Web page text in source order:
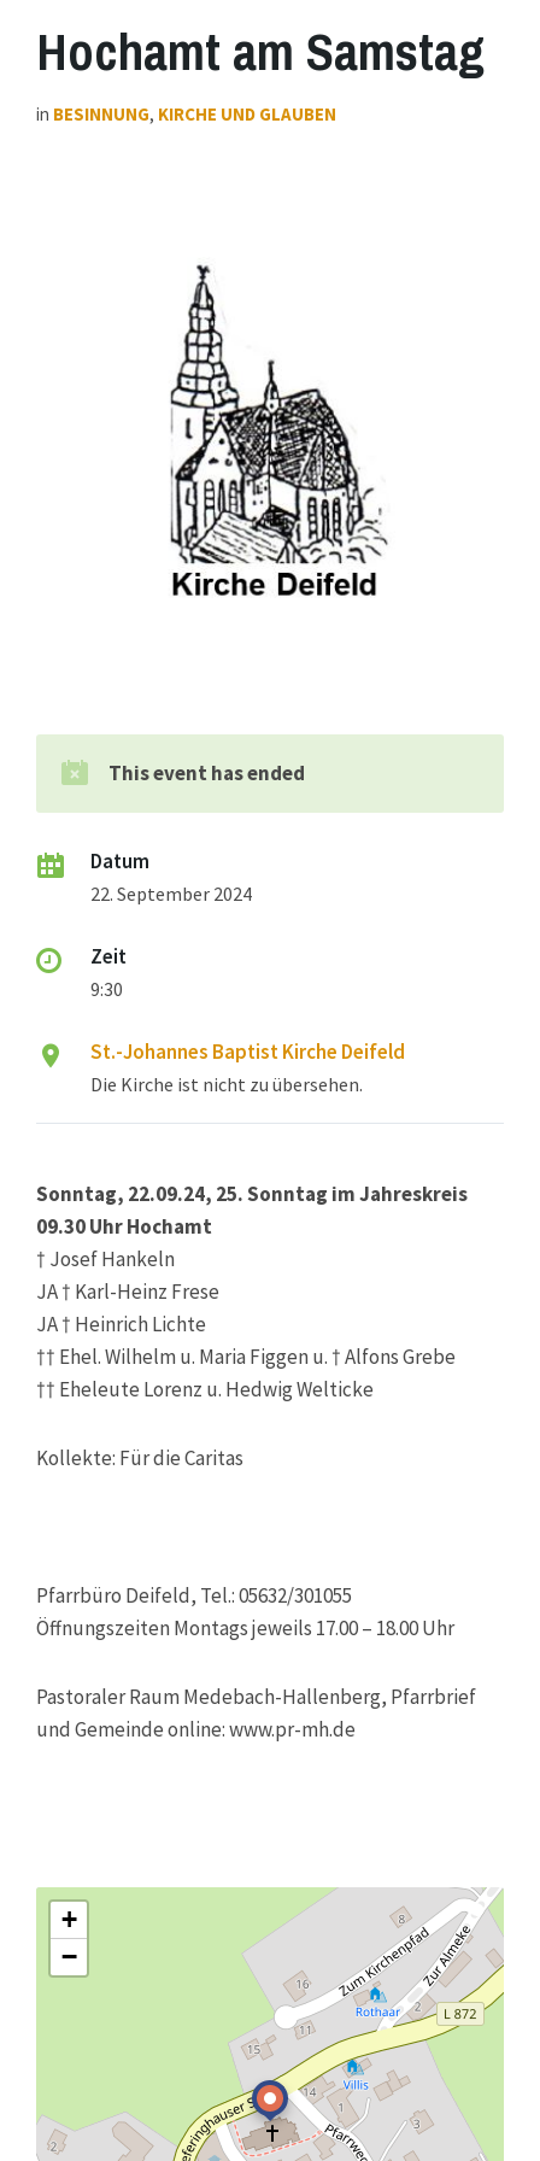
Hochamt am Samstag
in BESINNUNG, KIRCHE UND GLAUBEN
This event has ended
Datum
22. September 2024
Zeit
9:30
St.-Johannes Baptist Kirche Deifeld
Die Kirche ist nicht zu übersehen.
Sonntag, 22.09.24, 25. Sonntag im Jahreskreis
09.30 Uhr Hochamt
† Josef Hankeln
JA † Karl-Heinz Frese
JA † Heinrich Lichte
†† Ehel. Wilhelm u. Maria Figgen u. † Alfons Grebe
†† Eheleute Lorenz u. Hedwig Welticke
Kollekte: Für die Caritas
Pfarrbüro Deifeld, Tel.: 05632/301055
Öffnungszeiten Montags jeweils 17.00 – 18.00 Uhr
Pastoraler Raum Medebach-Hallenberg, Pfarrbrief
und Gemeinde online: www.pr-mh.de
+
−